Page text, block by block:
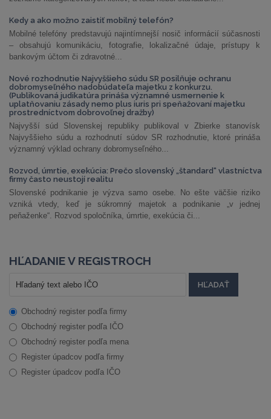
Kedy a ako možno zaistiť mobilný telefón?
Mobilné telefóny predstavujú najintímnejší nosič informácií súčasnosti
– obsahujú komunikáciu, fotografie, lokalizačné údaje, prístupy k
bankovým účtom či zdravotné...
Nové rozhodnutie Najvyššieho súdu SR posilňuje ochranu
dobromyseľného nadobúdateľa majetku z konkurzu.
(Publikovaná judikatúra prináša významné usmernenie k
uplatňovaniu zásady nemo plus iuris pri speňažovaní majetku
prostredníctvom dobrovoľnej dražby)
Najvyšší súd Slovenskej republiky publikoval v Zbierke stanovísk
Najvyššieho súdu a rozhodnutí súdov SR rozhodnutie, ktoré prináša
významný výklad ochrany dobromyseľného...
Rozvod, úmrtie, exekúcia: Prečo slovenský „štandard“ vlastníctva
firmy často neustojí realitu
Slovenské podnikanie je výzva samo osebe. No ešte väčšie riziko
vzniká vtedy, keď je súkromný majetok a podnikanie „v jednej
peňaženke“. Rozvod spoločníka, úmrtie, exekúcia či...
HĽADANIE V REGISTROCH
Obchodný register podľa firmy
Obchodný register podľa IČO
Obchodný register podľa mena
Register úpadcov podľa firmy
Register úpadcov podľa IČO